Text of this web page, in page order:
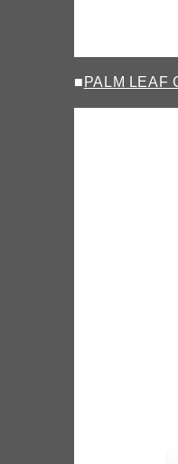
■ PALM LEAF